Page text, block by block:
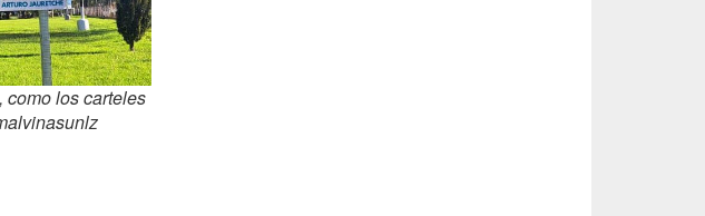
como los carteles